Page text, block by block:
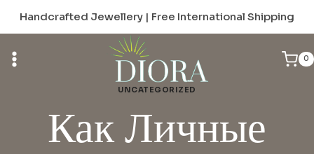
content
Handcrafted Jewellery | Free International Shipping
0
UNCATEGORIZED
Как Личные